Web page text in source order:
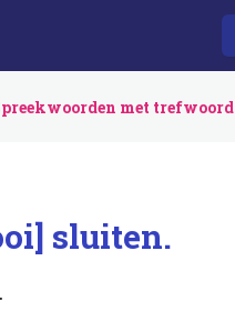
met trefwoord
sluiten.